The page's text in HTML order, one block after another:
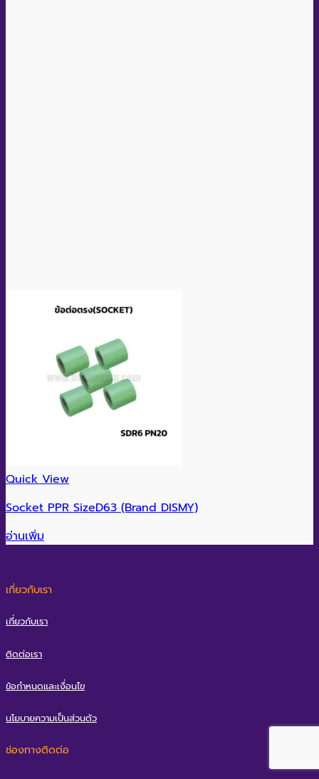
Quick View
Socket PPR SizeD63 (Brand DISMY)
อ่านเพิ่ม
เกี่ยวกับเรา
เกี่ยวกับเรา
ติดต่อเรา
ข้อกำหนดและเงื่อนไข
นโยบายความเป็นส่วนตัว
ช่องทางติดต่อ